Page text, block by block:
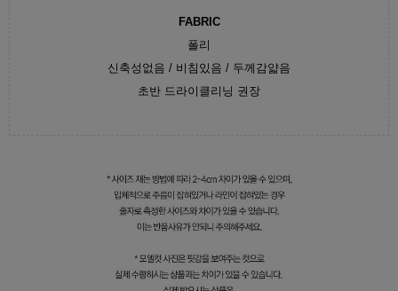
FABRIC
폴리
신축성없음 / 비침있음 / 두께감얇음
초반 드라이클리닝 권장